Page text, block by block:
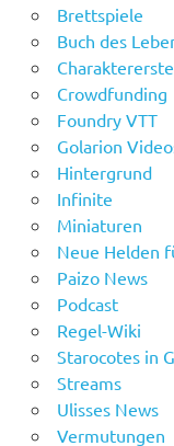
Brettspiele
Buch des
Crowdfunding
Foundry VTT
Golarion
Hintergrund
Infinite
Miniaturen
Neue Helden
Paizo News
Podcast
Regel-Wiki
Starocotes in
Streams
Ulisses News
Vermutungen